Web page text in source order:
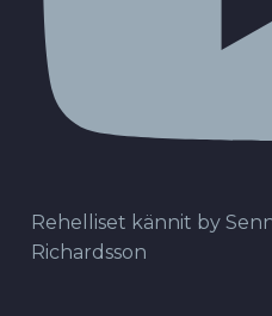
Rehelliset kännit by
Richardsson